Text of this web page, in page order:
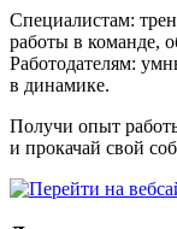
Специалистам:
работы в команде,
Работодателям:
в динамике.
Получи опыт
и прокачай свой